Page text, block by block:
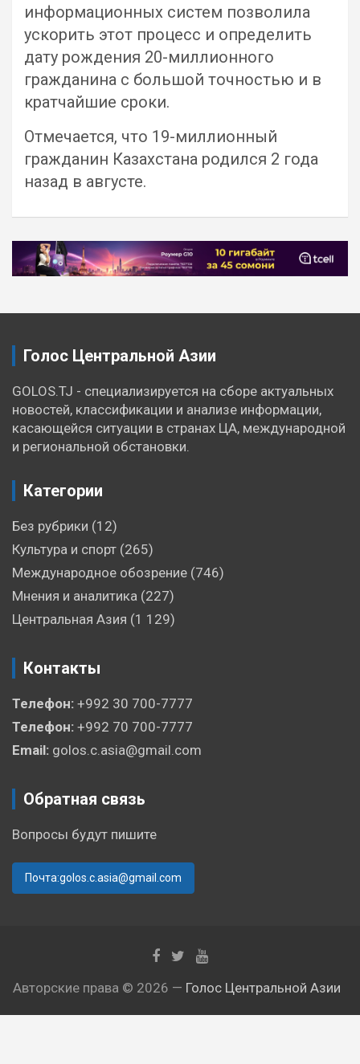
информационных систем позволила
ускорить этот процесс и определить
дату рождения 20-миллионного
гражданина с большой точностью и в
кратчайшие сроки.
Отмечается, что 19-миллионный
гражданин Казахстана родился 2 года
назад в августе.
Навигация
по
Голос Центральной Азии
GOLOS.TJ - специализируется на сборе актуальных
новостей, классификации и анализе информации,
касающейся ситуации в странах ЦА, международной
и региональной обстановки.
Категории
Без рубрики (12)
Культура и спорт (265)
Международное обозрение (746)
Мнения и аналитика (227)
Центральная Азия (1 129)
Контакты
Телефон: +992 30 700-7777
Телефон: +992 70 700-7777
Email: golos.c.asia@gmail.com
Обратная связь
Вопросы будут пишите
Почта:golos.c.asia@gmail.com
Авторские права © 2026 — Голос Центральной Азии